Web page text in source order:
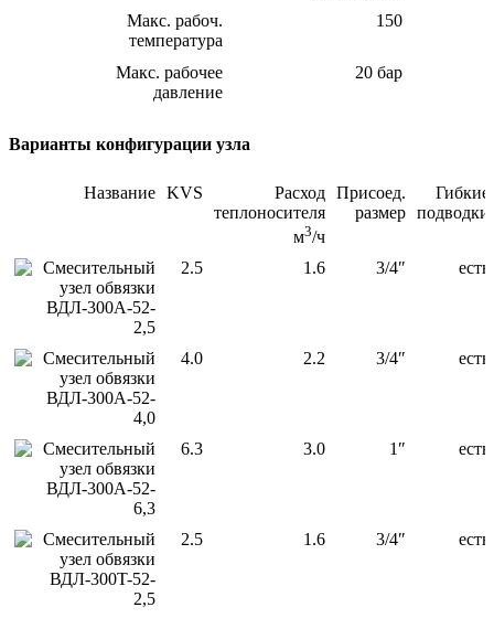
Макс. рабоч.
температура
150
Макс. рабочее
давление
20 бар
Варианты конфигурации узла
Название KVS
Расход
теплоносителя
м3/ч
Присоед.
размер
Гибкие
подводки
Смесительный
узел обвязки
ВДЛ-300A-52-
2,5
2.5 1.6 3/4″ есть
Смесительный
узел обвязки
ВДЛ-300A-52-
4,0
4.0 2.2 3/4″ есть
Смесительный
узел обвязки
ВДЛ-300A-52-
6,3
6.3 3.0 1″ есть
Смесительный
узел обвязки
ВДЛ-300T-52-
2,5
2.5 1.6 3/4″ есть